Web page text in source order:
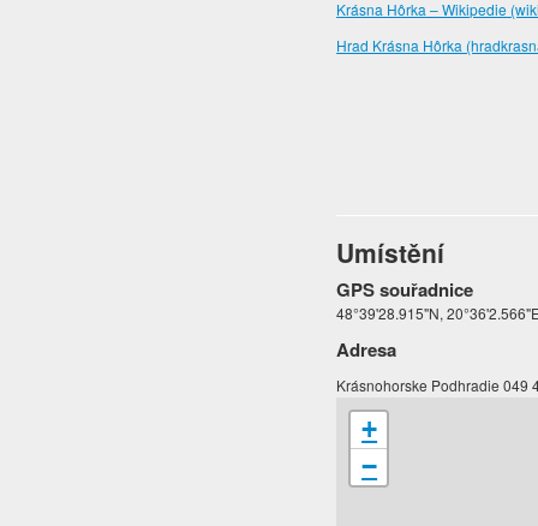
Krásna Hôrka – Wikipedie
Hrad Krásna Hôrka
Umístění
GPS souřadnice
48°39'28.915"N,
Adresa
Krásnohorske Podhradie 049
+
−